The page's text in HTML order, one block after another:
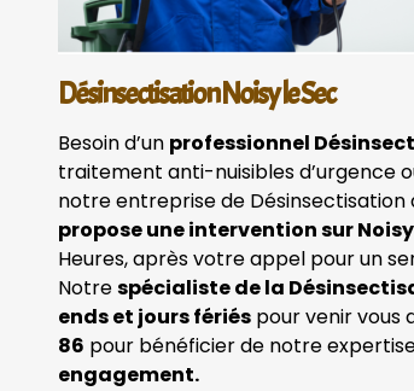
Désinsectisation Noisy le Sec
Besoin d’un professionnel
traitement anti-nuisibles d’urgence
notre entreprise de Désinsectisation
propose une intervention sur
Heures, après votre appel pour un
Notrespécialiste de la
ends et jours fériés pour venir vous
86 pour bénéficier de notre
engagement.